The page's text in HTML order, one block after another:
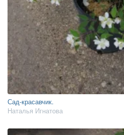
Сад-красавчик.
Наталья Игнатова